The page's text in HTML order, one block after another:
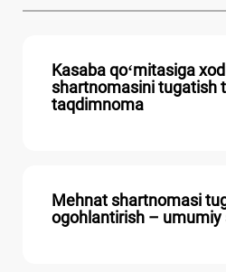
Kasaba qoʻmitasiga
shartnomasini tugatish
taqdimnoma
Mehnat shartnomasi
ogohlantirish – umumiy